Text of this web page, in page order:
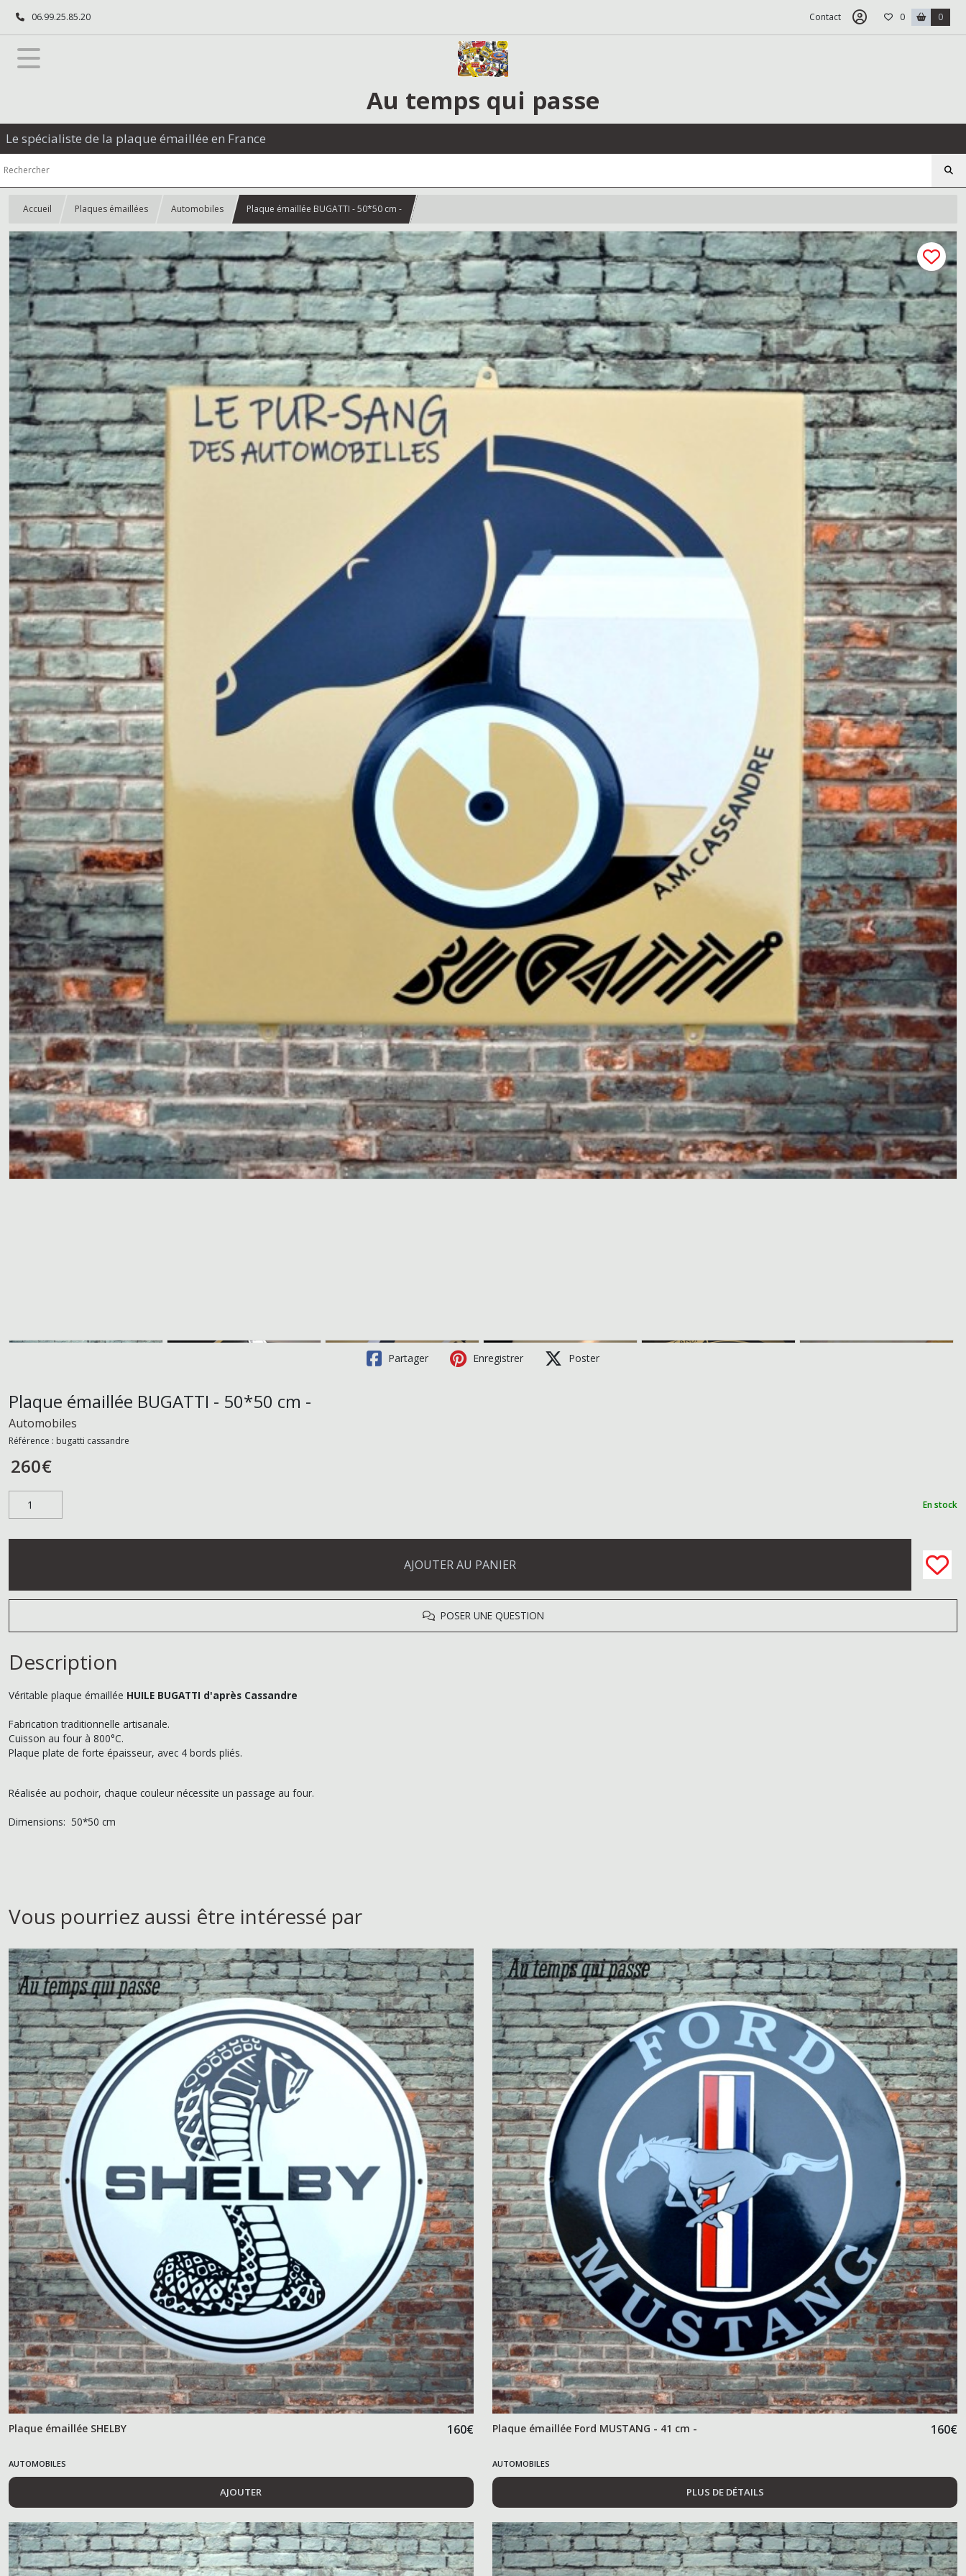
06.99.25.85.20 Contact 0 0
Au temps qui passe
Le spécialiste de la plaque émaillée en France
Accueil Plaques émaillées Automobiles Plaque émaillée BUGATTI - 50*50 cm -
Partager Enregistrer Poster
Plaque émaillée BUGATTI - 50*50 cm -
Automobiles
Référence : bugatti cassandre
260€
En stock
AJOUTER AU PANIER
POSER UNE QUESTION
Description
Véritable plaque émaillée HUILE BUGATTI d'après Cassandre
Fabrication traditionnelle artisanale.
Cuisson au four à 800°C.
Plaque plate de forte épaisseur, avec 4 bords pliés.
Réalisée au pochoir, chaque couleur nécessite un passage au four.
Dimensions: 50*50 cm
Vous pourriez aussi être intéressé par
Plaque émaillée SHELBY 160€
AUTOMOBILES
AJOUTER
Plaque émaillée Ford MUSTANG - 41 cm - 160€
AUTOMOBILES
PLUS DE DÉTAILS